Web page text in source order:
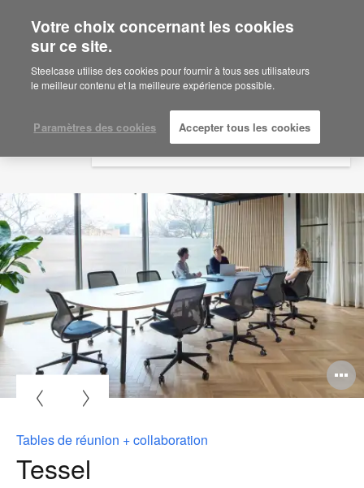
Are you in United States?
Would you like to see Products we sell in
your region?
English
Español
Tables de réunion + collaboration
Tessel
Votre choix concernant les cookies
sur ce site.
Steelcase utilise des cookies pour fournir à tous ses utilisateurs
le meilleur contenu et la meilleure expérience possible.
Paramètres des cookies Accepter tous les cookies